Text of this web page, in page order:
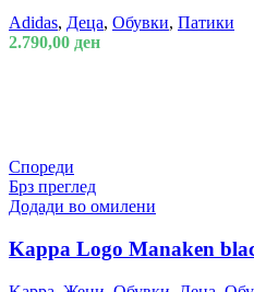
Adidas, Деца, Обувки, Патики
2.790,00 ден
Спореди
Брз преглед
Додади во омилени
Kappa Logo Manaken